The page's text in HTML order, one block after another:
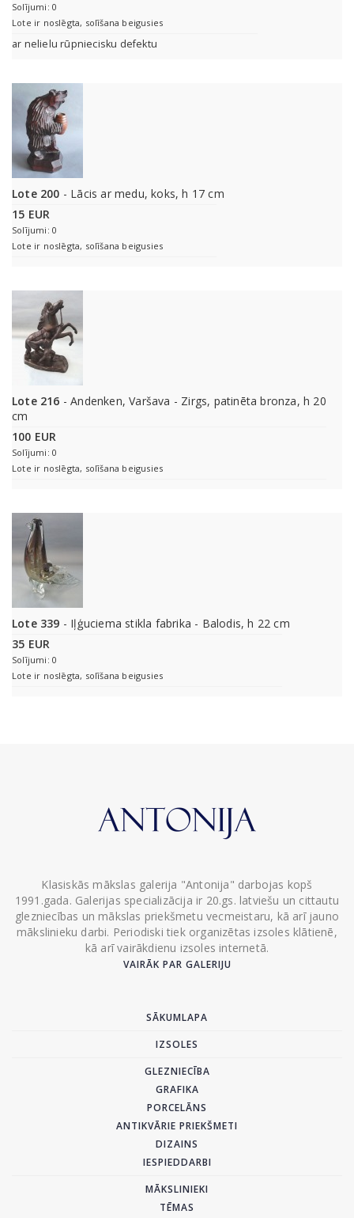
Solījumi: 0
Lote ir noslēgta, solīšana beigusies
ar nelielu rūpniecisku defektu
Lote 200 - Lācis ar medu, koks, h 17 cm
15 EUR
Solījumi: 0
Lote ir noslēgta, solīšana beigusies
Lote 216 - Andenken, Varšava - Zirgs, patinēta bronza, h 20
cm
100 EUR
Solījumi: 0
Lote ir noslēgta, solīšana beigusies
Lote 339 - Iļģuciema stikla fabrika - Balodis, h 22 cm
35 EUR
Solījumi: 0
Lote ir noslēgta, solīšana beigusies
Klasiskās mākslas galerija "Antonija" darbojas kopš
1991.gada. Galerijas specializācija ir 20.gs. latviešu un cittautu
glezniecības un mākslas priekšmetu vecmeistaru, kā arī jauno
mākslinieku darbi. Periodiski tiek organizētas izsoles klātienē,
kā arī vairākdienu izsoles internetā.
VAIRĀK PAR GALERIJU
SĀKUMLAPA
IZSOLES
GLEZNIECĪBA
GRAFIKA
PORCELĀNS
ANTIKVĀRIE PRIEKŠMETI
DIZAINS
IESPIEDDARBI
MĀKSLINIEKI
TĒMAS